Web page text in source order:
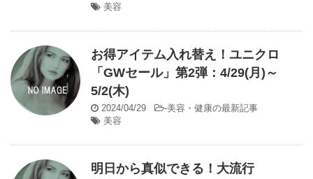
美容
お得アイテム入れ替え！ユニクロ
「GWセール」第2弾：4/29(月)～
5/2(木)
2024/04/29 -美容・健康の最新記事
美容
明日から真似できる！大流行